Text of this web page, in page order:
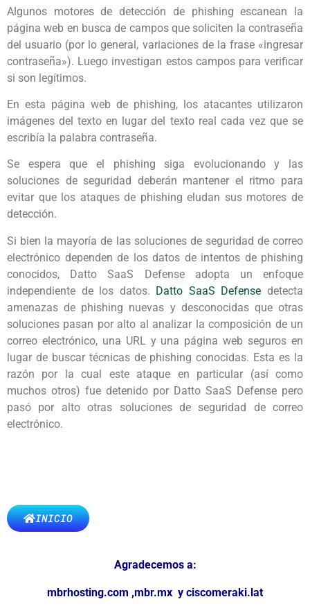
Algunos motores de detección de phishing escanean la
página web en busca de campos que soliciten la contraseña
del usuario (por lo general, variaciones de la frase «ingresar
contraseña»). Luego investigan estos campos para verificar
si son legítimos.
En esta página web de phishing, los atacantes utilizaron
imágenes del texto en lugar del texto real cada vez que se
escribía la palabra contraseña.
Se espera que el phishing siga evolucionando y las
soluciones de seguridad deberán mantener el ritmo para
evitar que los ataques de phishing eludan sus motores de
detección.
Si bien la mayoría de las soluciones de seguridad de correo
electrónico dependen de los datos de intentos de phishing
conocidos, Datto SaaS Defense adopta un enfoque
independiente de los datos. Datto SaaS Defense detecta
amenazas de phishing nuevas y desconocidas que otras
soluciones pasan por alto al analizar la composición de un
correo electrónico, una URL y una página web seguros en
lugar de buscar técnicas de phishing conocidas. Esta es la
razón por la cual este ataque en particular (así como
muchos otros) fue detenido por Datto SaaS Defense pero
pasó por alto otras soluciones de seguridad de correo
electrónico.
INICIO
Agradecemos a:
mbrhosting.com ,mbr.mx y ciscomeraki.lat